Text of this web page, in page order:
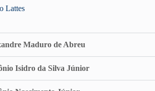
Lattes
Maduro de Abreu
Isidro da Silva Júnior